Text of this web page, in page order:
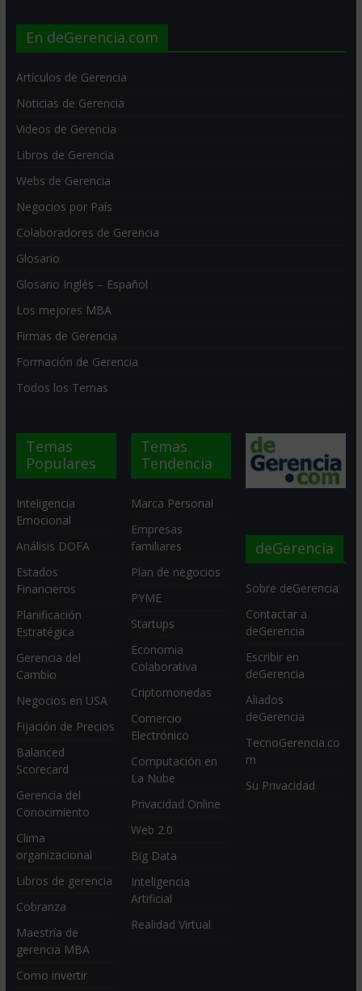
En deGerencia.com
Artículos de Gerencia
Noticias de Gerencia
Videos de Gerencia
Libros de Gerencia
Webs de Gerencia
Negocios por País
Colaboradores de Gerencia
Glosario
Glosario Inglés – Español
Los mejores MBA
Firmas de Gerencia
Formación de Gerencia
Todos los Temas
Temas
Populares
Inteligencia
Emocional
Análisis DOFA
Estados
Financieros
Planificación
Estratégica
Gerencia del
Cambio
Negocios en USA
Fijación de Precios
Balanced
Scorecard
Gerencia del
Conocimiento
Clima
organizacional
Libros de gerencia
Cobranza
Maestría de
gerencia MBA
Como invertir
Temas
Tendencia
Marca Personal
Empresas
familiares
Plan de negocios
PYME
Startups
Economia
Colaborativa
Criptomonedas
Comercio
Electrónico
Computación en
La Nube
Privacidad Online
Web 2.0
Big Data
Inteligencia
Artificial
Realidad Virtual
deGerencia
Sobre deGerencia
Contactar a
deGerencia
Escribir en
deGerencia
Aliados
deGerencia
TecnoGerencia.co
m
Su Privacidad